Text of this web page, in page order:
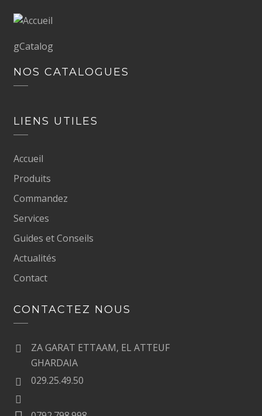
gCatalog
NOS CATALOGUES
LIENS UTILES
Accueil
Produits
Commandez
Services
Guides et Conseils
Actualités
Contact
CONTACTEZ NOUS
ZA GARAT ETTAAM, EL ATTEUF
GHARDAIA
029.25.49.50